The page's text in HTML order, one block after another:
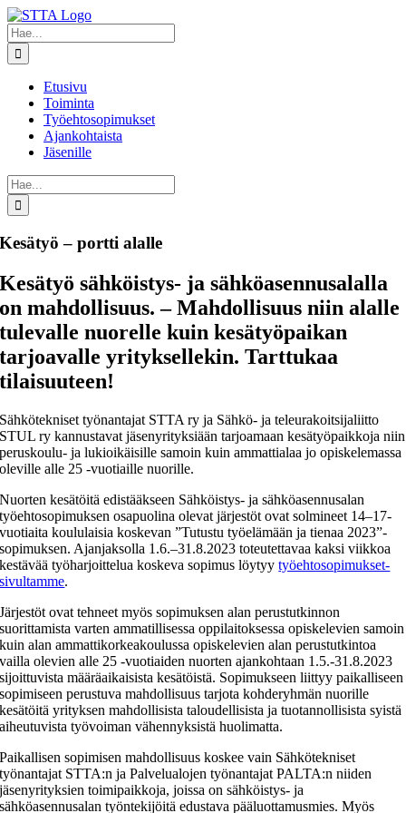
Skip
to
content
Etsi
...
Etusivu
Toiminta
Työehtosopimukset
Ajankohtaista
Jäsenille
Etsi
...
Kesätyö – portti alalle
Kesätyö sähköistys- ja sähköasennusalalla
on mahdollisuus. – Mahdollisuus niin alalle
tulevalle nuorelle kuin kesätyöpaikan
tarjoavalle yrityksellekin. Tarttukaa
tilaisuuteen!
Sähkötekniset työnantajat STTA ry ja Sähkö- ja teleurakoitsijaliitto
STUL ry kannustavat jäsenyrityksiään tarjoamaan kesätyöpaikkoja niin
peruskoulu- ja lukioikäisille samoin kuin ammattialaa jo opiskelemassa
oleville alle 25 -vuotiaille nuorille.
Nuorten kesätöitä edistääkseen Sähköistys- ja sähköasennusalan
työehtosopimuksen osapuolina olevat järjestöt ovat solmineet 14–17-
vuotiaita koululaisia koskevan ”Tutustu työelämään ja tienaa 2023”-
sopimuksen. Ajanjaksolla 1.6.–31.8.2023 toteutettavaa kaksi viikkoa
kestävää työharjoittelua koskeva sopimus löytyytyöehtosopimukset-
sivultamme.
Järjestöt ovat tehneet myös sopimuksen alan perustutkinnon
suorittamista varten ammatillisessa oppilaitoksessa opiskelevien samoin
kuin alan ammattikorkeakoulussa opiskelevien alan perustutkintoa
vailla olevien alle 25 -vuotiaiden nuorten ajankohtaan 1.5.-31.8.2023
sijoittuvista määräaikaisista kesätöistä. Sopimukseen liittyy paikalliseen
sopimiseen perustuva mahdollisuus tarjota kohderyhmän nuorille
kesätöitä yrityksen mahdollisista taloudellisista ja tuotannollisista syistä
aiheutuvista työvoiman vähennyksistä huolimatta.
Paikallisen sopimisen mahdollisuus koskee vain Sähkötekniset
työnantajat STTA:n ja Palvelualojen työnantajat PALTA:n niiden
jäsenyrityksien toimipaikkoja, joissa on sähköistys- ja
sähköasennusalan työntekijöitä edustava pääluottamusmies. Myös